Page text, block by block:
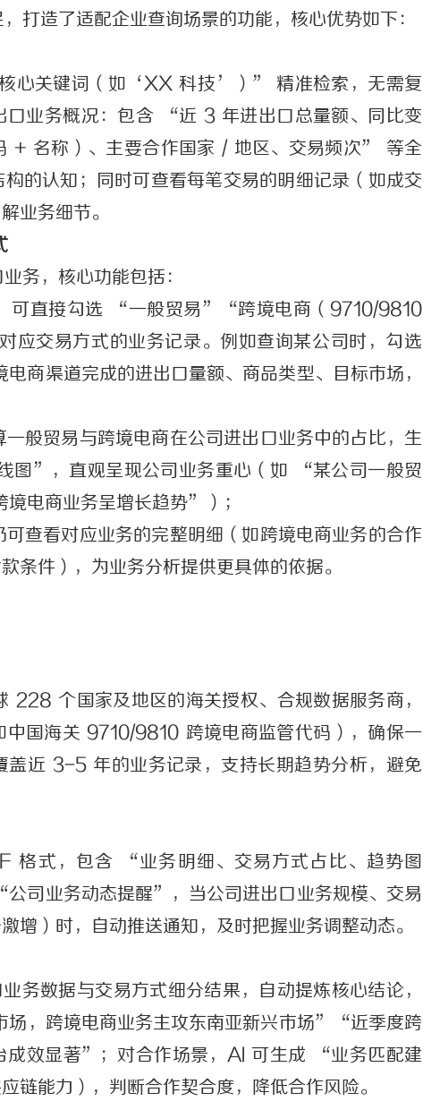
打造了适配企业查询场景的功能，核心优势如下：
心关键词（如‘XX 科技’）” 精准检索，无需复
口业务概况：包含 “近 3 年进出口总量额、同比变
+ 名称）、主要合作国家 / 地区、交易频次” 等全
的认知；同时可查看每笔交易的明细记录（如成交
业务细节。
务，核心功能包括：
可直接勾选 “一般贸易”“跨境电商（9710/9810
应交易方式的业务记录。例如查询某公司时，勾选
商渠道完成的进出口量额、商品类型、目标市场，
般贸易与跨境电商在公司进出口业务中的占比，生
”，直观呈现公司业务重心（如 “某公司一般贸
电商业务呈增长趋势”）；
查看对应业务的完整明细（如跨境电商业务的合作
条件），为业务分析提供更具体的依据。
228 个国家及地区的海关授权、合规数据服务商，
中国海关 9710/9810 跨境电商监管代码），确保一
盖近 3-5 年的业务记录，支持长期趋势分析，避免
格式，包含 “业务明细、交易方式占比、趋势图
司业务动态提醒”，当公司进出口业务规模、交易
增）时，自动推送通知，及时把握业务调整动态。
务数据与交易方式细分结果，自动提炼核心结论，
，跨境电商业务主攻东南亚新兴市场”“近季度跨
成效显著”；对合作场景，AI 可生成 “业务匹配建
能力），判断合作契合度，降低合作风险。